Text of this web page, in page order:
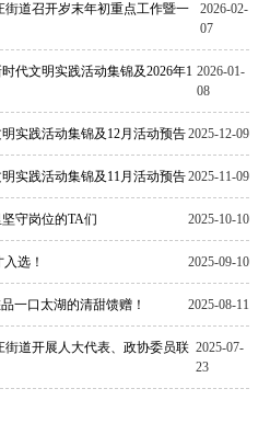
街道召开岁末年初重点工作暨一
2026-02-
07
代文明实践活动集锦及2026年1 2026-01-
08
实践活动集锦及12月活动预告2025-12-09
实践活动集锦及11月活动预告2025-11-09
守岗位的TA们 2025-10-10
选！ 2025-09-10
一口太湖的清甜馈赠！ 2025-08-11
街道开展人大代表、政协委员联 2025-07-
23